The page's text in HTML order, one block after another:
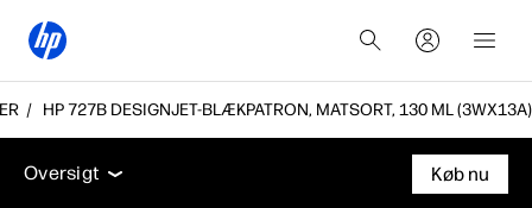
HP 727B DESIGNJET-BLÆKPATRON, MATSORT, 130 ML (3WX13A)
Oversigt
Support
Oversigt
Køb nu